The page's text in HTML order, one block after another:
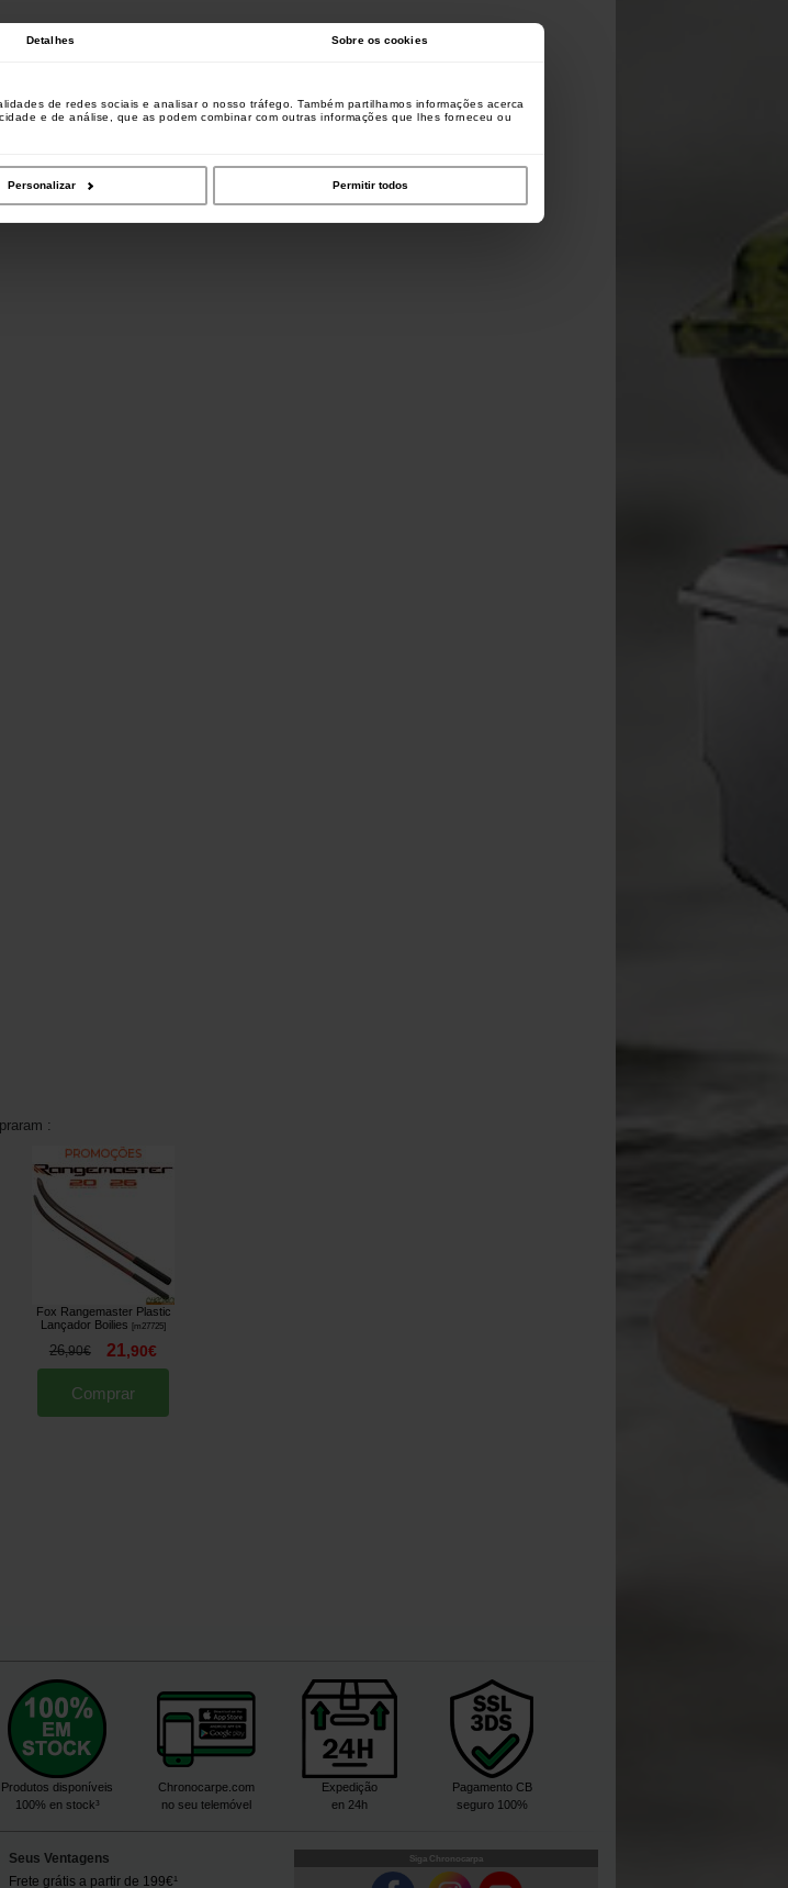
Detalhes Sobre os cookies
de redes sociais e analisar o nosso tráfego. Também partilhamos informações acerca
e de análise, que as podem combinar com outras informações que lhes forneceu ou
Personalizar Permitir todos
:
Fox Rangemaster Plastic
Lançador Boilies
[m27725]
26,90€ 21,90€
Comprar
Produtos disponíveis
100% en stock³
Chronocarpe.com
no seu telemóvel
Expedição
en 24h
Pagamento CB
seguro 100%
Seus Ventagens
Frete grátis a partir de 199€¹
Siga Chronocarpa